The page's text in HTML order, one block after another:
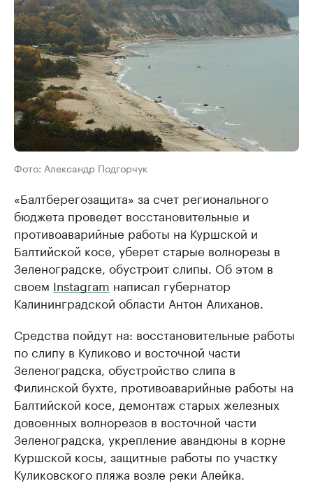
Фото: Александр Подгорчук
«Балтберегозащита» за счет регионального
бюджета проведет восстановительные и
противоаварийные работы на Куршской и
Балтийской косе, уберет старые волнорезы в
Зеленоградске, обустроит слипы. Об этом в
своем Instagram написал губернатор
Калининградской области Антон Алиханов.
Средства пойдут на: восстановительные работы
по слипу в Куликово и восточной части
Зеленоградска, обустройство слипа в
Филинской бухте, противоаварийные работы на
Балтийской косе, демонтаж старых железных
довоенных волнорезов в восточной части
Зеленоградска, укрепление авандюны в корне
Куршской косы, защитные работы по участку
Куликовского пляжа возле реки Алейка.